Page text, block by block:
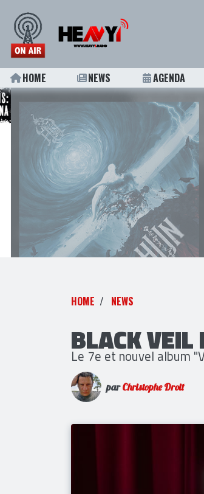
HOME NEWS AGENDA
HOME NEWS
BLACK VEIL
Le 7e et nouvel album
parChristophe Droit